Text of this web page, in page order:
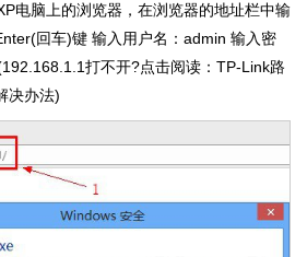
电脑上的浏览器，在浏览器的地址栏中输
回车)键 输入用户名：admin 输入密
打不开?点击阅读：TP-Link路
决办法)